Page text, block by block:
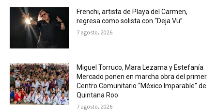
Frenchi, artista de Playa del Carmen,
regresa como solista con “Deja Vu”
7 agosto, 2026
Miguel Torruco, Mara Lezama y Estefanía
Mercado ponen en marcha obra del primer
Centro Comunitario “México Imparable” de
Quintana Roo
7 agosto, 2026